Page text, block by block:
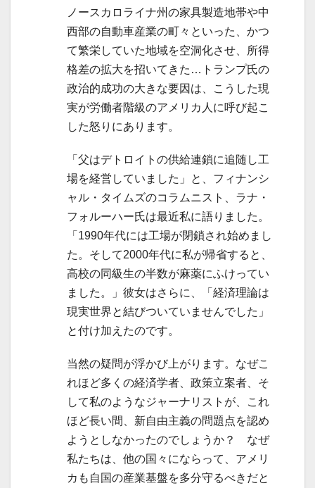
ノースカロライナ州の家具製造地帯や中
西部の自動車産業の町々といった、かつ
て繁栄していた地域を空洞化させ、所得
格差の拡大を招いてきた…トランプ氏の
政治的成功の大きな要因は、こうした現
実が労働者階級のアメリカ人に呼び起こ
した怒りにあります。
「父はデトロイトの供給連鎖に追随し工
場を経営していました」と、フィナンシ
ャル・タイムズのコラムニスト、ラナ・
フォルーハー氏は最近私に語りました。
「1990年代には工場が閉鎖され始めまし
た。そして2000年代に私が帰省すると、
高校の同級生の半数が麻薬にふけってい
ました。」彼女はさらに、「経済理論は
現実世界と結びついていませんでした」
と付け加えたのです。
当然の疑問が浮かび上がります。なぜこ
れほど多くの経済学者、政策立案者、そ
して私のようなジャーナリストが、これ
ほど長い間、新自由主義の問題点を認め
ようとしなかったのでしょうか？ なぜ
私たちは、他の国々にならって、アメリ
カも自国の産業基盤を多分守るべきだと